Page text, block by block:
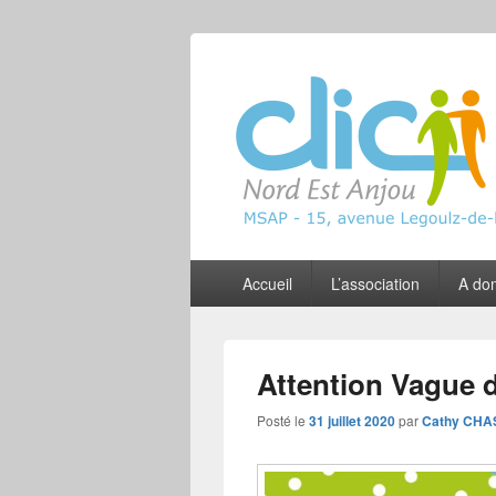
CLIC Nord
principalAccueil L’association A
Attention Vague
Posté le 31 juillet 2020parCathy